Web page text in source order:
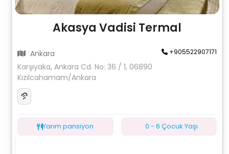
Akasya Vadisi Termal
Ankara +905522907171
Karşıyaka, Ankara Cd. No: 36 / 1, 06890
Kızılcahamam/Ankara
Yarım pansiyon 0 - 6 Çocuk Yaşı